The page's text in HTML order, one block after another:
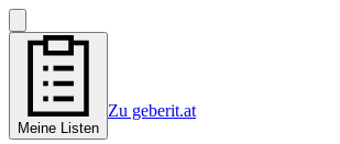
Meine Listen
Zu geberit.at